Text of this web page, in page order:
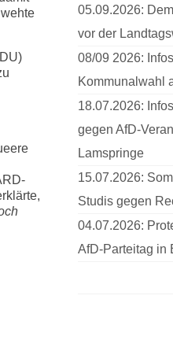
05.09.2026:
vor der
08/09 2026:
Kommunalwahl
18.07.2026:
gegen AfD-
Lamspringe
15.07.2026:
Studis gegen
04.07.2026:
AfD-Parteitag in